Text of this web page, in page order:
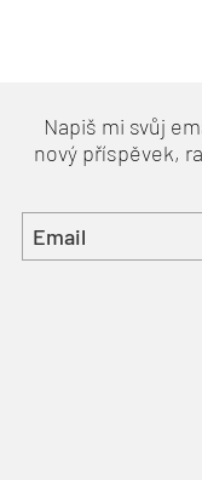
Napiš mi svůj
nový příspěvek,